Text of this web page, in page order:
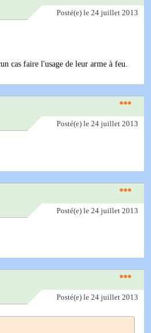
Posté(e) le 24 juillet 2013
cas faire l'usage de leur arme à feu.
Posté(e) le 24 juillet 2013
Posté(e) le 24 juillet 2013
Posté(e) le 24 juillet 2013